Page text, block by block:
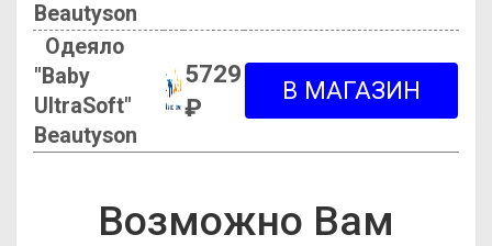
Beautyson
Одеяло
"Baby
UltraSoft"
Beautyson
5729
₽
Возможно Вам